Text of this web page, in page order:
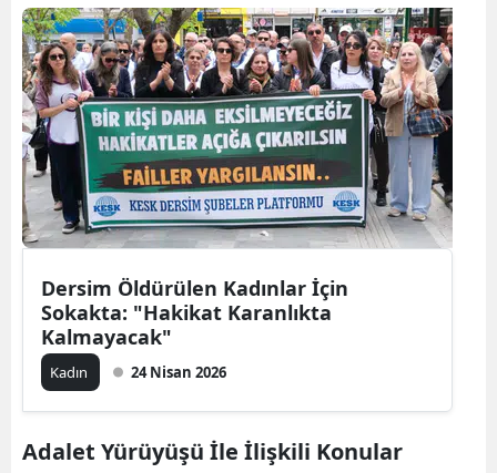
Dersim Öldürülen Kadınlar İçin
Sokakta: "Hakikat Karanlıkta
Kalmayacak"
Kadın 24 Nisan 2026
Adalet Yürüyüşü İle İlişkili Konular